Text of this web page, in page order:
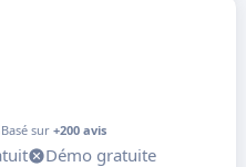
Basé sur +200 avis
Démo gratuite